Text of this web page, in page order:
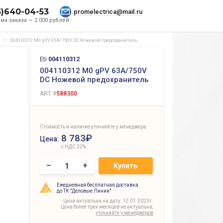
заказа — 2.000 рублей
04-53 promelectrica@mail.ru
004110312 M0 gPV 63A/750V DC Ножевой предохранитель
Eti 004110312
004110312 M0 gPV 63A/750V
DC Ножевой предохранитель
ART #588300
Стоимость и наличие уточняйте у менеджера
Цена: 8 783₽
с НДС 22%
– + Купить
Ежедневная бесплатная доставка
до ТК "Деловые Линии"
Цена актуальна на дату: 12.01.2023г.
Цена более трех месяцев не актуальна,
уточняйте у менеджеров